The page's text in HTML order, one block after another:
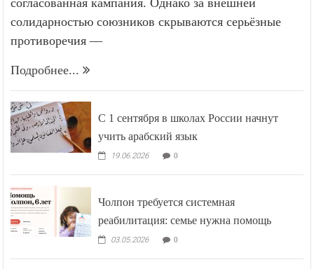
солидарностью союзников скрываются серьёзные
противоречия —
Подробнее...
С 1 сентября в школах России начнут
учить арабский язык
19.06.2026 0
Чолпон требуется системная
реабилитация: семье нужна помощь
03.05.2026 0